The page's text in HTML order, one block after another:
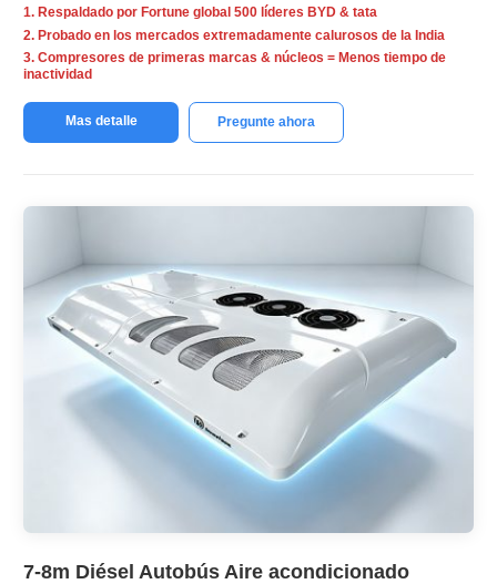
1. Respaldado por Fortune global 500 líderes BYD & tata
2. Probado en los mercados extremadamente calurosos de la India
3. Compresores de primeras marcas & núcleos = Menos tiempo de
inactividad
Mas detalle Pregunte ahora
7-8m Diésel Autobús Aire acondicionado